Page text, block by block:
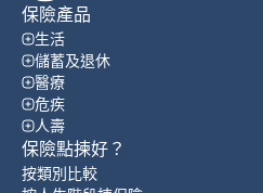
保險產品
生活
儲蓄及退休
醫療
危疾
人壽
保險點揀好？
按類別比較